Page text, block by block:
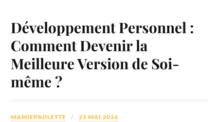
Développement Personnel :
Comment Devenir la
Meilleure Version de Soi-
même ?
MAMIEPAULETTE 22 MAI 2026